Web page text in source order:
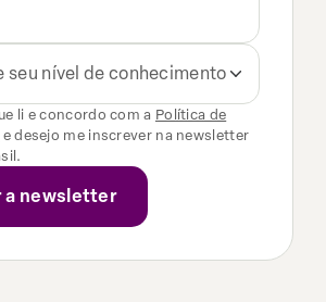
seu nível de conhecimento
li e concordo com a Política de
e desejo me inscrever na newsletter